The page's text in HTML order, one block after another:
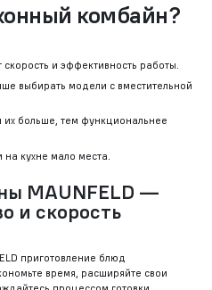
комбайн?
и эффективность работы.
выбирать модели с вместительной
больше, тем функциональнее
кухне мало места.
MAUNFELD —
и скорость
приготовление блюд
время, расширяйте свои